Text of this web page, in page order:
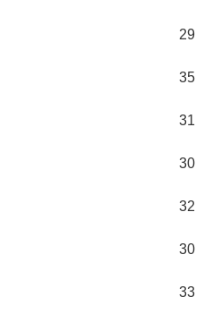
29
35
31
30
32
30
33